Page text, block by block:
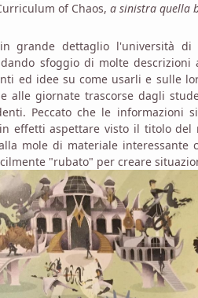
of Chaos,a sinistra quella
grande dettaglio l'università di
sfoggio di molte
ed idee su come usarli e sulle
alle giornate trascorse dagli
Peccato che le informazioni
effetti aspettare visto il titolo
mole di materiale interessante
"rubato" per creare